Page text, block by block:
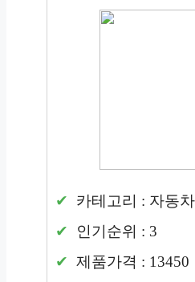
카테고리 : 자동
인기순위 : 3
제품가격 : 13450